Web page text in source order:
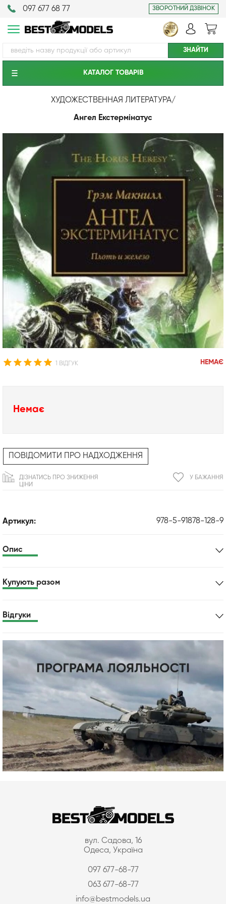
097 677 68 77 ЗВОРОТНИЙ ДЗВІНОК
КАТАЛОГ ТОВАРIВ
ХУДОЖЕСТВЕННАЯ ЛИТЕРАТУРА/
Ангел Екстермінатус
1 ВІДГУК НЕМАЄ
Артикул: 978-5-91878-128-9
Немає
ПОВІДОМИТИ ПРО НАДХОДЖЕННЯ
У БАЖАННЯ
ДІЗНАТИСЬ ПРО ЗНИЖЕННЯ
ЦІНИ
Опис
Купують разом
Відгуки
вул. Садова, 16
Одеса, Україна
097 677-68-77
063 677-68-77
info@bestmodels.ua